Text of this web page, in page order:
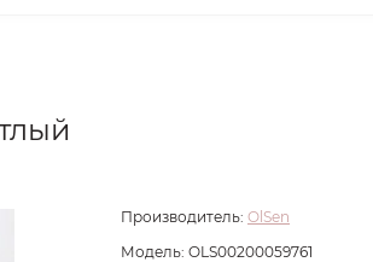
Производитель: OlSen
Модель: OLS00200059761